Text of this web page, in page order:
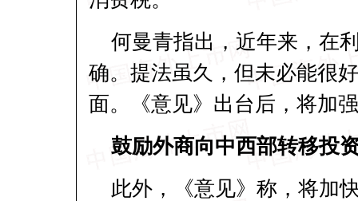
何曼青指出，近年来，在
确。提法虽久，但未必能很
面。《意见》出台后，将加
鼓励外商向中西部转移投
此外，《意见》称，将加